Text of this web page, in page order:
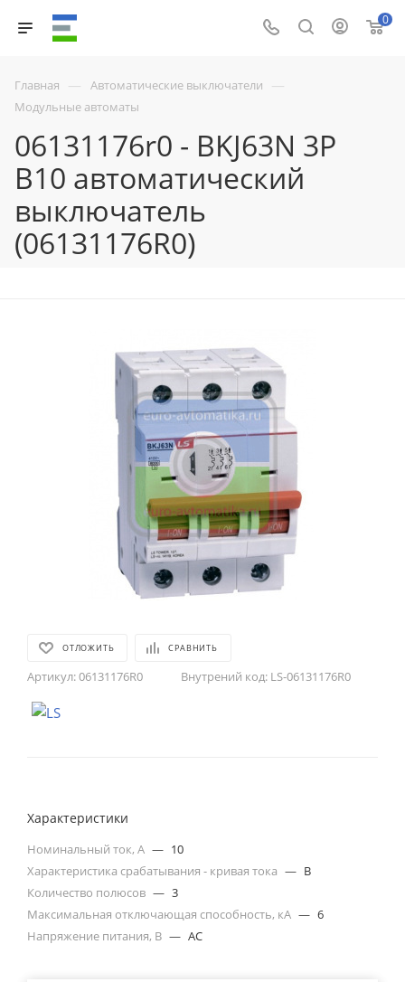
0
Главная — Автоматические выключатели —
Модульные автоматы
06131176r0 - BKJ63N 3P
B10 автоматический
выключатель
(06131176R0)
ОТЛОЖИТЬ СРАВНИТЬ
Артикул:06131176R0 Внутрений код: LS-06131176R0
Характеристики
Номинальный ток, А — 10
Характеристика срабатывания - кривая тока — B
Количество полюсов — 3
Максимальная отключающая способность, кА — 6
Напряжение питания, В — AC